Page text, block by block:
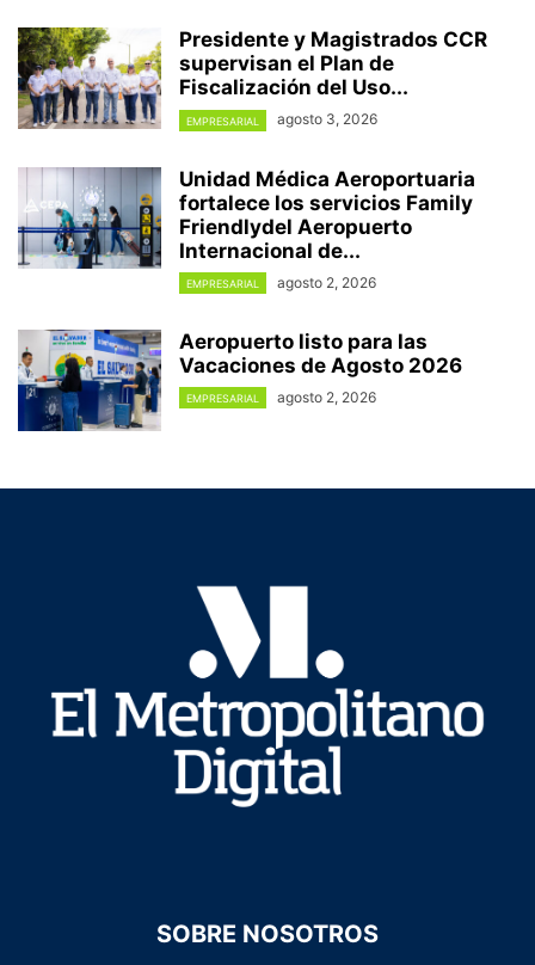
Presidente y Magistrados CCR
supervisan el Plan de
Fiscalización del Uso...
EMPRESARIAL agosto 3, 2026
Unidad Médica Aeroportuaria
fortalece los servicios Family
Friendlydel Aeropuerto
Internacional de...
EMPRESARIAL agosto 2, 2026
Aeropuerto listo para las
Vacaciones de Agosto 2026
EMPRESARIAL agosto 2, 2026
SOBRE NOSOTROS